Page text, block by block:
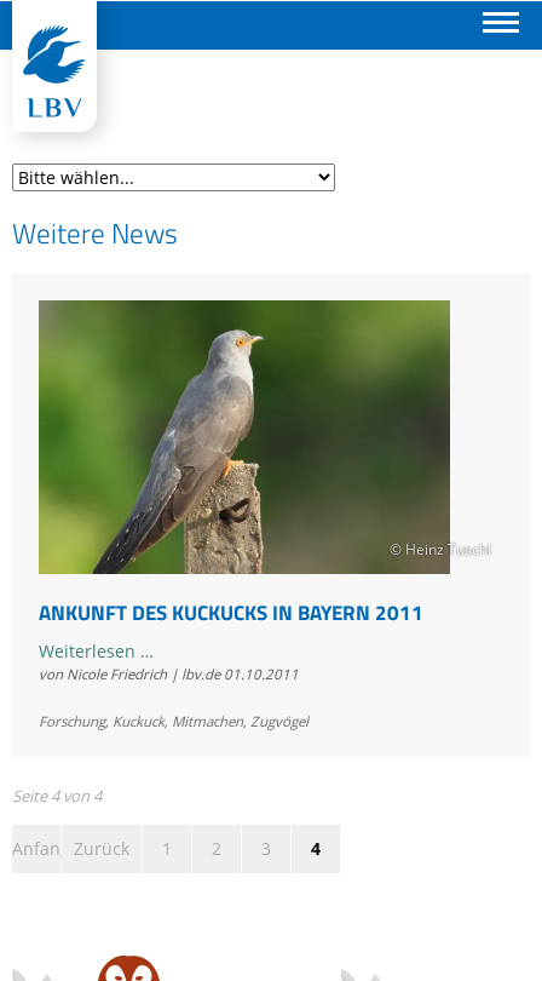
Weitere News
© Heinz Tuschl
ANKUNFT DES KUCKUCKS IN BAYERN 2011
Weiterlesen …Ankunft
des
in
von Nicole Friedrich | lbv.de 01.10.2011
Forschung, Kuckuck, Mitmachen, Zugvögel
Seite 4 von 4
Anfang Zurück 1 2 3 4